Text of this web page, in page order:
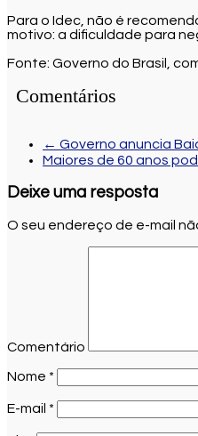
Para o Idec, não é
motivo: a dificuldade para
Fonte: Governo do Brasil,
Comentários
← Governo anuncia
Maiores de 60 anos
Deixe uma resposta
O seu endereço de e-mail
Comentário
Nome *
E-mail *